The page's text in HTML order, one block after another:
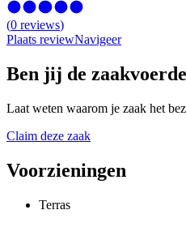
(0 reviews)
Plaats reviewNavigeer
Ben jij de
Laat weten waarom je zaak het
Claim deze zaak
Voorzieningen
Terras